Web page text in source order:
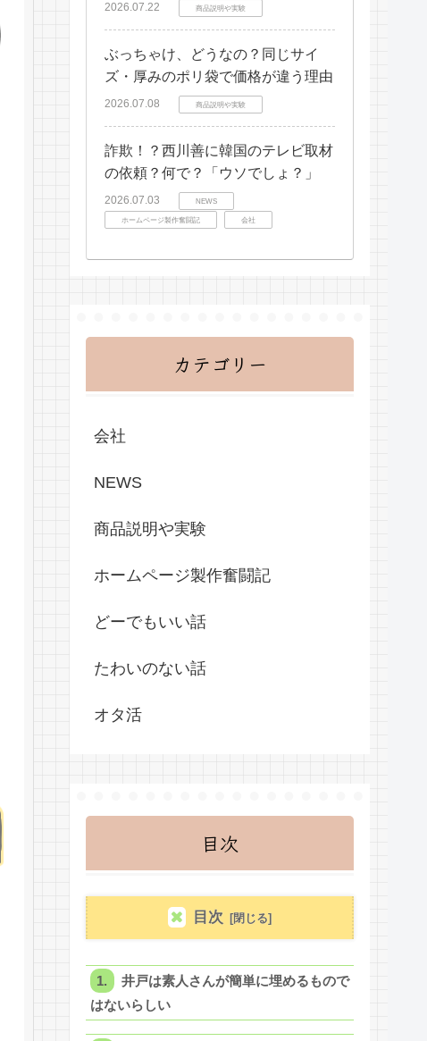
2026.07.22 商品説明や実験
ぶっちゃけ、どうなの？同じサイ
ズ・厚みのポリ袋で価格が違う理由
2026.07.08 商品説明や実験
詐欺！？西川善に韓国のテレビ取材
の依頼？何で？「ウソでしょ？」
2026.07.03 NEWS
ホームページ製作奮闘記 会社
カテゴリー
会社
NEWS
商品説明や実験
ホームページ製作奮闘記
どーでもいい話
たわいのない話
オタ活
目次
目次
井戸は素人さんが簡単に埋めるもので
はないらしい